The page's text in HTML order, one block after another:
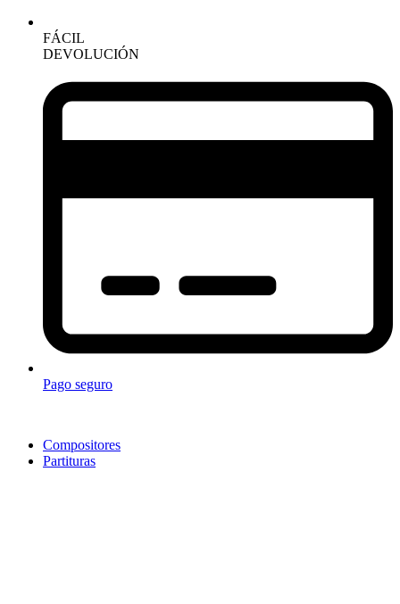
FÁCIL
DEVOLUCIÓN
Pago seguro
Compositores
Partituras